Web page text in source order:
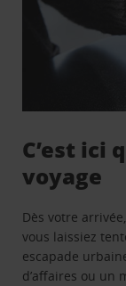
C’est ici
voyage
Dès votre
vous laissiez
escapade
d’affaires ou un